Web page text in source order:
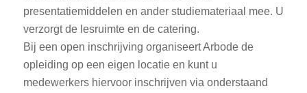
presentatiemiddelen en ander studiemateriaal mee. U
verzorgt de lesruimte en de catering.
Bij een open inschrijving organiseert Arbode de
opleiding op een eigen locatie en kunt u
medewerkers hiervoor inschrijven via onderstaand